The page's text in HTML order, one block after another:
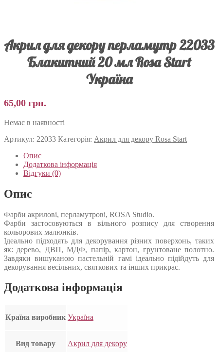
Акрил для декору перламутр 22033
Блакитний 20 мл Rosa Start
Україна
65,00 грн.
Немає в наявності
Артикул: 22033 Категорія: Акрил для декору Rosa Start
Опис
Додаткова інформація
Відгуки (0)
Опис
Фарби акрилові, перламутрові, ROSA Studiо.
Фарби застосовуються в вільного розпису для створення
кольорових малюнків.
Ідеально підходять для декорування різних поверхонь, таких
як: дерево, ДВП, МДФ, папір, картон, грунтоване полотно.
Завдяки вишуканою пастельній гамі ідеально підійдуть для
декорування весільних, святкових та інших прикрас.
Додаткова інформація
Країна виробник Україна
Вид товару Акрил для декору